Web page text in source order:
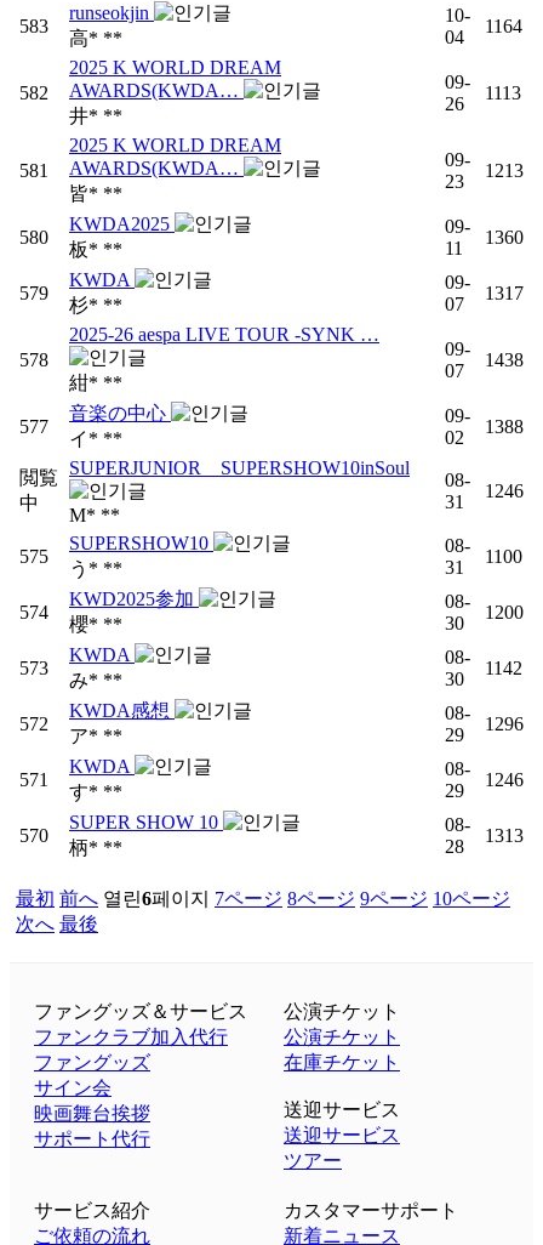
583
runseokjin
高* **
10-
04
1164
582
2025 K WORLD DREAM
AWARDS(KWDA…
井* **
09-
26
1113
581
2025 K WORLD DREAM
AWARDS(KWDA…
皆* **
09-
23
1213
580
KWDA2025
板* **
09-
11
1360
579
KWDA
杉* **
09-
07
1317
578
2025-26 aespa LIVE TOUR -SYNK …
紺* **
09-
07
1438
577
音楽の中心
イ* **
09-
02
1388
閲覧
中
SUPERJUNIOR SUPERSHOW10inSoul
M* **
08-
31
1246
575
SUPERSHOW10
う* **
08-
31
1100
574
KWD2025参加
櫻* **
08-
30
1200
573
KWDA
み* **
08-
30
1142
572
KWDA感想
ア* **
08-
29
1296
571
KWDA
す* **
08-
29
1246
570
SUPER SHOW 10
柄* **
08-
28
1313
最初 前へ 열린6페이지 7ページ 8ページ 9ページ 10ページ
次へ 最後
ファングッズ＆サービス
ファンクラブ加入代行
ファングッズ
サイン会
映画舞台挨拶
サポート代行
公演チケット
公演チケット
在庫チケット
送迎サービス
送迎サービス
ツアー
サービス紹介
ご依頼の流れ
カスタマーサポート
新着ニュース